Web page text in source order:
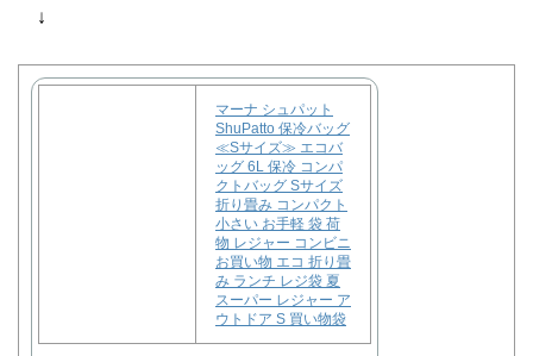
↓
マーナ シュパット
ShuPatto 保冷バッグ
≪Sサイズ≫ エコバ
ッグ 6L 保冷 コンパ
クトバッグ Sサイズ
折り畳み コンパクト
小さい お手軽 袋 荷
物 レジャー コンビニ
お買い物 エコ 折り畳
み ランチ レジ袋 夏
スーパー レジャー ア
ウトドア S 買い物袋